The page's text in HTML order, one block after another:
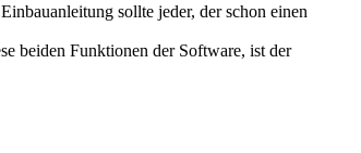
sollte jeder, der schon einen
beiden Funktionen der Software, ist der